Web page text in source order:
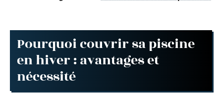
Pourquoi couvrir sa piscine
en hiver : avantages et
nécessité